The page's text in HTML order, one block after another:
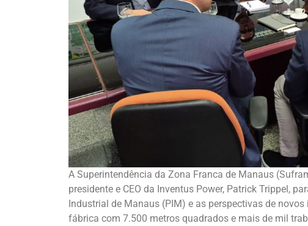
A Superintendência da Zona Franca de Manaus
presidente e CEO da Inventus Power, Patrick Trippel,
Industrial de Manaus (PIM) e as perspectivas de
fábrica com 7.500 metros quadrados e mais de mil